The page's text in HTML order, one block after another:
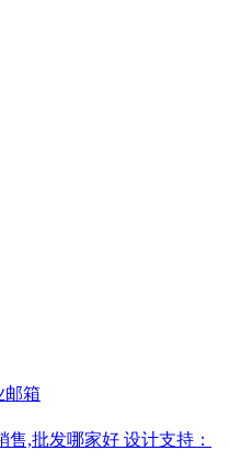
邮箱
,批发哪家好 设计支持：